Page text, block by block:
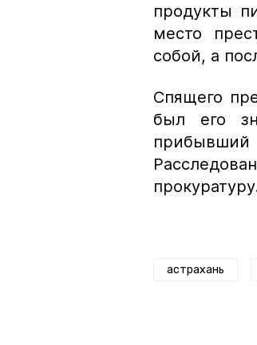
продукты
место
собой, а
Спящего
был его
астрахань